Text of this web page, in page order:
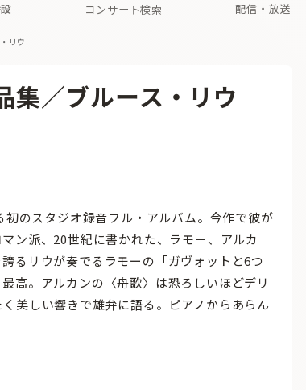
ストラの楽屋から 海の向こうの音楽家
ないオーケストラコンサート
過去の特集
コンサート検索 配信・放送
ル 有料ライブ配信スケジュール
な ま ら わ
リウ
集／ブルース・リウ
のスタジオ録音フル・アルバム。今作で彼が
ン派、20世紀に書かれた、ラモー、アルカ
るリウが奏でるラモーの「ガヴォットと6つ
高。アルカンの〈舟歌〉は恐ろしいほどデリ
美しい響きで雄弁に語る。ピアノからあらん